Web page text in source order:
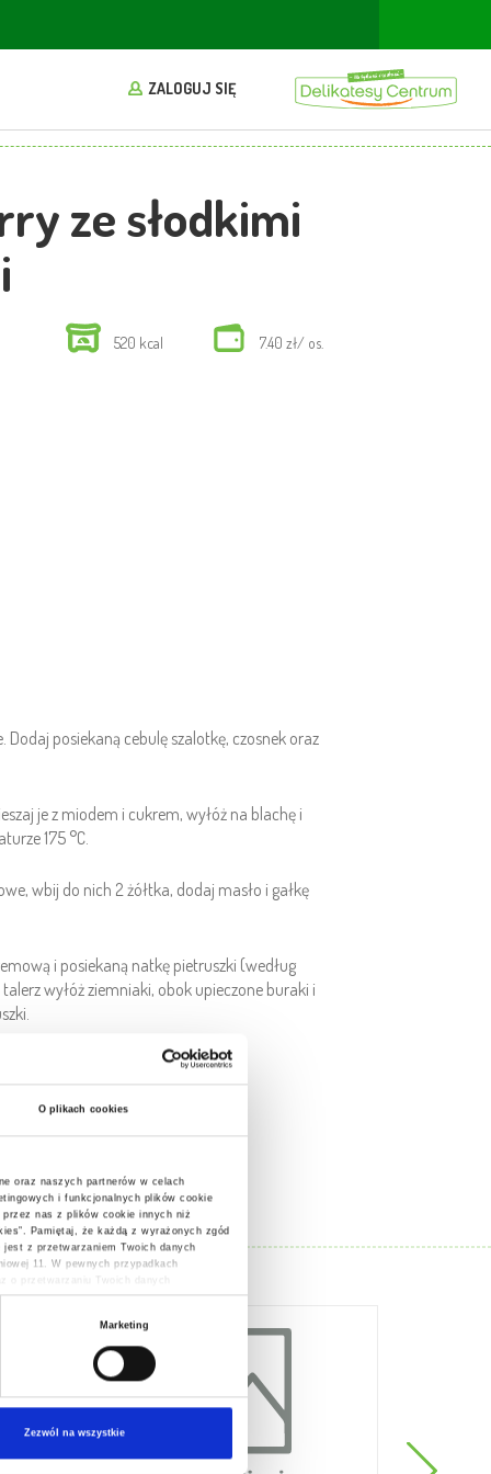
O plikach cookies
oraz naszych partnerów w celach
i funkcjonalnych plików cookie
nas z plików cookie innych niż
Pamiętaj, że każdą z wyrażonych zgód
z przetwarzaniem Twoich danych
11. W pewnych przypadkach
o przetwarzaniu Twoich danych
Marketing
Zezwól na wszystkie
ZALOGUJ SIĘ
ze słodkimi
520 kcal 7.40 zł/ os.
posiekaną cebulę szalotkę, czosnek oraz
je z miodem i cukrem, wyłóż na blachę i
175 °C.
wbij do nich 2 żółtka, dodaj masło i gałkę
i posiekaną natkę pietruszki (według
wyłóż ziemniaki, obok upieczone buraki i